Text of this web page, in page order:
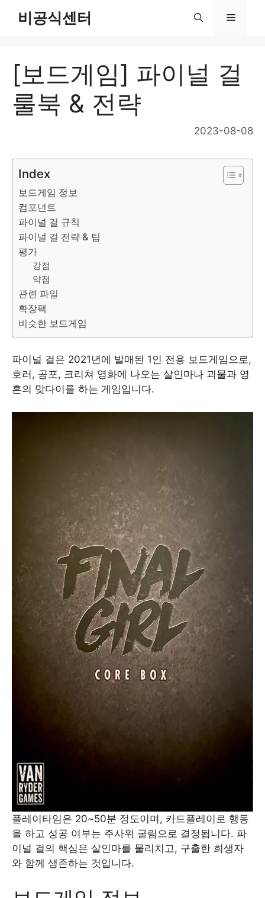
비공식센터 Menu
[보드게임] 파이널 걸
룰북 & 전략
2023-08-08
Index
보드게임 정보
컴포넌트
파이널 걸 규칙
파이널 걸 전략 & 팁
평가
강점
약점
관련 파일
확장팩
비슷한 보드게임
파이널 걸은 2021년에 발매된 1인 전용 보드게임으로,
호러, 공포, 크리쳐 영화에 나오는 살인마나 괴물과 영
혼의 맞다이를 하는 게임입니다.
플레이타임은 20~50분 정도이며, 카드플레이로 행동
을 하고 성공 여부는 주사위 굴림으로 결정됩니다. 파
이널 걸의 핵심은 살인마를 물리치고, 구출한 희생자
와 함께 생존하는 것입니다.